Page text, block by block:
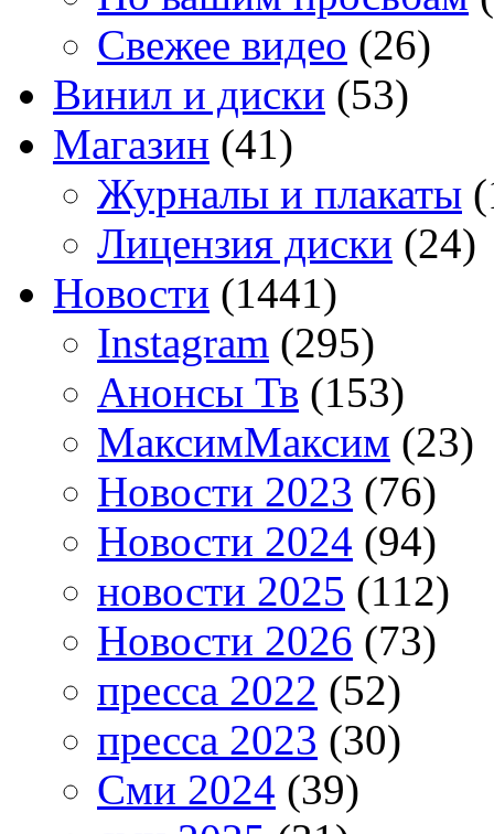
Свежее видео (26)
Винил и диски (53)
Магазин (41)
Журналы и плакаты
Лицензия диски (24)
Новости (1441)
Instagram (295)
Анонсы Тв (153)
МаксимМаксим (23)
Новости 2023 (76)
Новости 2024 (94)
новости 2025 (112)
Новости 2026 (73)
пресса 2022 (52)
пресса 2023 (30)
Сми 2024 (39)